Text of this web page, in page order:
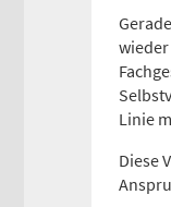
Linie
Diese